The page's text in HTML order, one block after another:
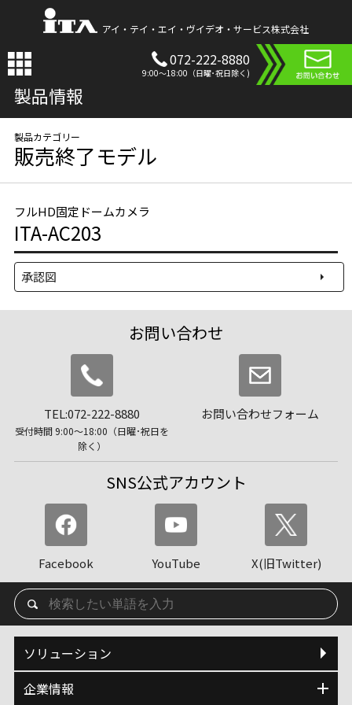
アイ・テイ・エイ・ヴイデオ・サービス株式会社
072-222-8880
9:00〜18:00（日曜･祝日除く)
製品情報
販売終了モデル
フルHD固定ドームカメラ
ITA-AC203
承認図
お問い合わせ
TEL:072-222-8880
受付時間 9:00〜18:00（日曜･祝日を
除く）
お問い合わせフォーム
SNS公式アカウント
Facebook YouTube X(旧Twitter)
ソリューション
企業情報